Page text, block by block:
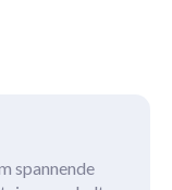
spannende